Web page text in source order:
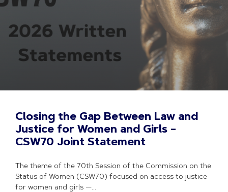
Closing the Gap Between Law and
Justice for Women and Girls –
CSW70 Joint Statement
The theme of the 70th Session of the Commission on the
Status of Women (CSW70) focused on access to justice
for women and girls —